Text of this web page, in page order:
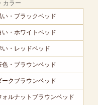
い・ブラックベッド
い・ホワイトベッド
い・レッドベッド
色・ブラウンベッド
ークブラウンベッド
ォルナットブラウンベッド